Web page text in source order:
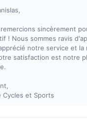
sincèrement
! Nous sommes ravis
notre service et la
satisfaction est notre
Cycles et Sports